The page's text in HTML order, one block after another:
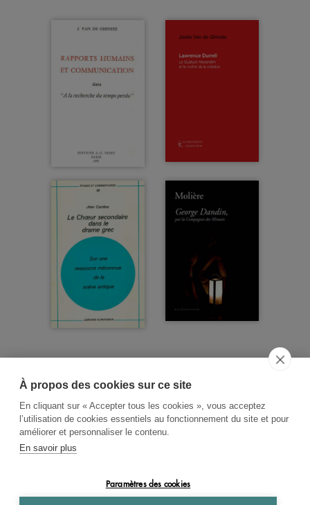
À propos des cookies sur ce site
En cliquant sur « Accepter tous les cookies », vous acceptez
l’utilisation de cookies essentiels au fonctionnement du site et pour
améliorer et personnaliser le contenu.
En savoir plus
Paramètres des cookies
RECHERCHE THÉMATIQUE
OK